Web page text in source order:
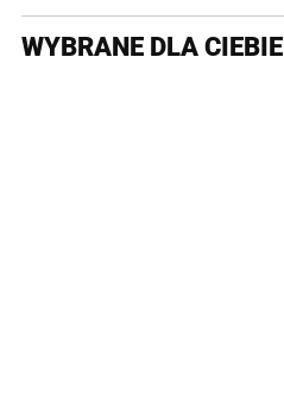
WYBRANE DLA CIEBIE